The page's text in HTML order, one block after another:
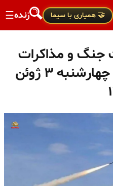
🤝 همیاری با سیما زنده☰
جنگ و مذاکرات
آمریکا و رژیم ایران - چهارشنبه ۳ ژوئن